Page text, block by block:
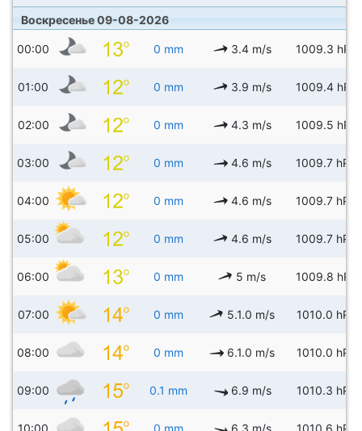
Воскресенье 09-08-2026
00:00 0 mm 3.4 m/s 1009.3 hPa
01:00 0 mm 3.9 m/s 1009.4 hPa
02:00 0 mm 4.3 m/s 1009.5 hPa
03:00 0 mm 4.6 m/s 1009.7 hPa
04:00 0 mm 4.6 m/s 1009.7 hPa
05:00 0 mm 4.6 m/s 1009.7 hPa
06:00 0 mm 5 m/s 1009.8 hPa
07:00 0 mm 5.1.0 m/s 1010.0 hPa
08:00 0 mm 6.1.0 m/s 1010.0 hPa
09:00 0.1 mm 6.9 m/s 1010.3 hPa
10:00 0 mm 6.3 m/s 1010.6 hPa